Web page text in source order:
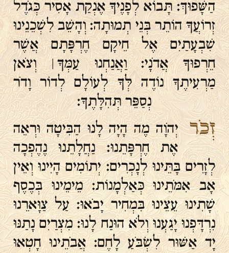
הַשָּׁפוּךְ׃ תָּבוֹא לְפָנֶיךָ אֶנְקַת אָסִיר כְּגֹדֶל
זְרוֹעֲךָ הוֹתֵר בְּנֵי תְמוּתָה׃ וְהָשֵׁב לִשְׁכֵנֵינוּ
שִׁבְעָתַיִם אֶל חֵיקָם חֶרְפָּתָם אֲשֶׁר
חֵרְפוּךָ אֲדֹנָי׃ וַאֲנַחְנוּ עַמְּךָ ׀ וְצֹאן
מַרְעִיתֶךָ נוֹדֶה לְּךָ לְעוֹלָם לְדוֹר וָדֹר
נְסַפֵּר תְּהִלָּתֶךָ׃
זְכֹריְהֹוָה מֶה הָיָה לָנוּ הַבִּיטָה וּרְאֵה
אֶת חֶרְפָּתֵנוּ׃ נַחֲלָתֵנוּ נֶהֶפְכָה
לְזָרִים בָּתֵּינוּ לְנָכְרִים׃ יְתוֹמִים הָיִינוּ וְאֵין
אָב אִמֹּתֵינוּ כְּאַלְמָנוֹת׃ מֵימֵינוּ בְּכֶסֶף
שָׁתִינוּ עֵצֵינוּ בִּמְחִיר יָבֹאוּ׃ עַל צַוָּארֵנוּ
נִרְדָּפְנוּ יָגַעְנוּ וְלֹא הוּנַח לָנוּ׃ מִצְרַיִם נָתַנּוּ
יָד אַשּׁוּר לִשְׂבֹּעַ לָחֶם׃ אֲבֹתֵינוּ חָטְאוּ